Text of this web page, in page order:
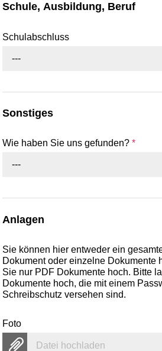
Schule, Ausbildung, Beruf
Schulabschluss
---
Sonstiges
Wie haben Sie uns gefunden?*
---
Anlagen
Sie können hier entweder ein
Dokument oder einzelne Dokumente
Sie nur PDF Dokumente hoch. Bitte
Dokumente hoch, die mit einem
Schreibschutz versehen sind.
Foto
Datei hochladen